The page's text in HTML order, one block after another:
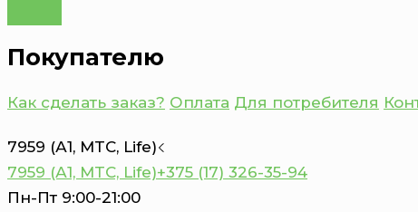
Покупателю
Как сделать заказ? Оплата Для потребителя
7959 (А1, MTC, Life)
7959 (А1, MTC, Life)+375 (17) 326-35-94
Пн-Пт 9:00-21:00